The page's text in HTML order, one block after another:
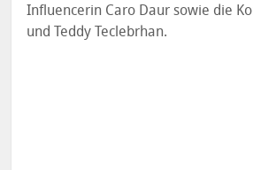
Influencerin Caro Daur sowie die
und Teddy Teclebrhan.